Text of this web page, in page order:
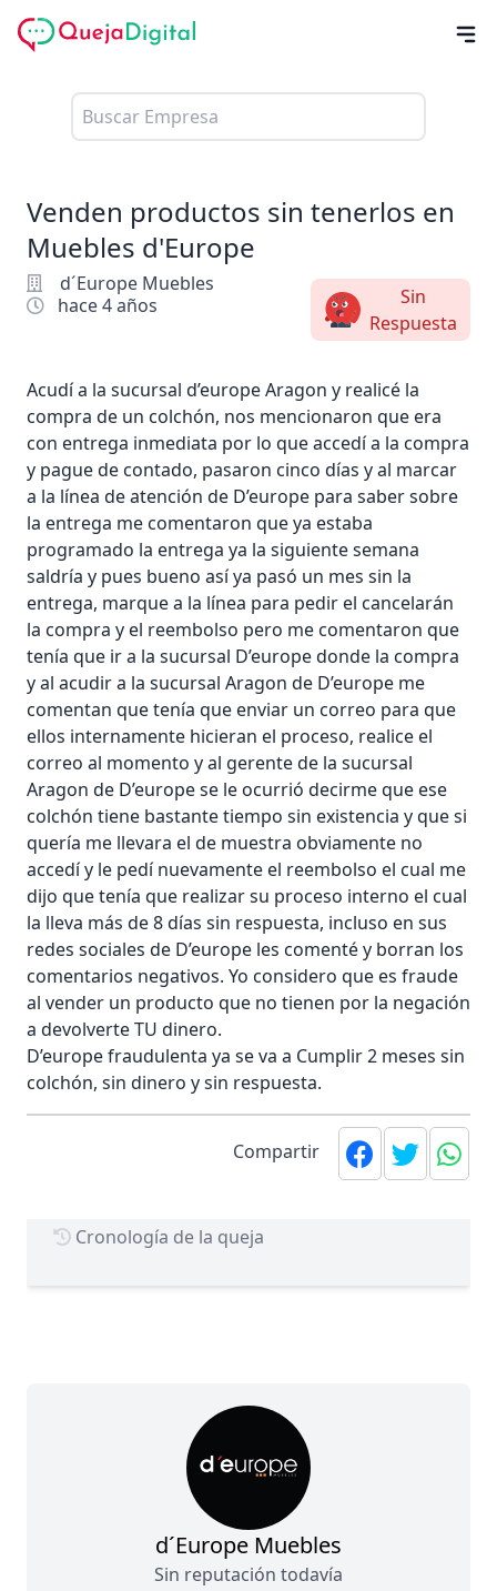
Venden productos sin tenerlos en
Muebles d'Europe
d´Europe Muebles
hace 4 años
Sin
Respuesta
Acudí a la sucursal d’europe Aragon y realicé la
compra de un colchón, nos mencionaron que era
con entrega inmediata por lo que accedí a la compra
y pague de contado, pasaron cinco días y al marcar
a la línea de atención de D’europe para saber sobre
la entrega me comentaron que ya estaba
programado la entrega ya la siguiente semana
saldría y pues bueno así ya pasó un mes sin la
entrega, marque a la línea para pedir el cancelarán
la compra y el reembolso pero me comentaron que
tenía que ir a la sucursal D’europe donde la compra
y al acudir a la sucursal Aragon de D’europe me
comentan que tenía que enviar un correo para que
ellos internamente hicieran el proceso, realice el
correo al momento y al gerente de la sucursal
Aragon de D’europe se le ocurrió decirme que ese
colchón tiene bastante tiempo sin existencia y que si
quería me llevara el de muestra obviamente no
accedí y le pedí nuevamente el reembolso el cual me
dijo que tenía que realizar su proceso interno el cual
la lleva más de 8 días sin respuesta, incluso en sus
redes sociales de D’europe les comenté y borran los
comentarios negativos. Yo considero que es fraude
al vender un producto que no tienen por la negación
a devolverte TU dinero.
D’europe fraudulenta ya se va a Cumplir 2 meses sin
colchón, sin dinero y sin respuesta.
Compartir
Cronología de la queja
d´Europe Muebles
Sin reputación todavía